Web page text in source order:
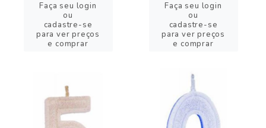
Faça seu login
ou
cadastre-se
para ver preços
e comprar
Faça seu login
ou
cadastre-se
para ver preços
e comprar